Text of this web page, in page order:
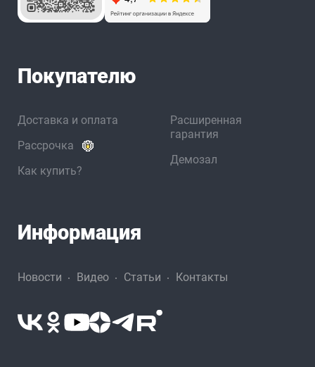
Покупателю
Доставка и оплата
Рассрочка
Как купить?
Расширенная
гарантия
Демозал
Информация
Новости Видео Статьи Контакты